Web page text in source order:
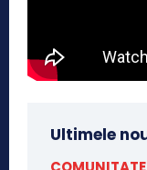
Ultimele